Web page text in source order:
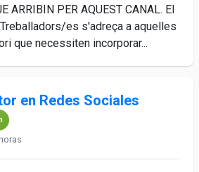
ARRIBIN PER AQUEST CANAL. El
es s'adreça a aquelles
que necessiten incorporar...
en Redes Sociales